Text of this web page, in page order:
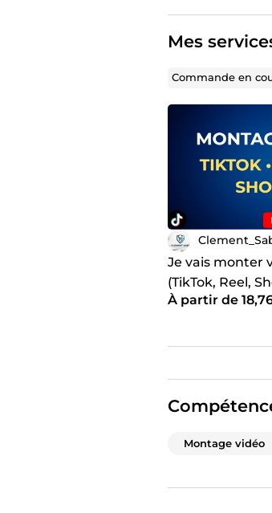
Mes
Commande en
Je vais monter
(TikTok, Reel,
dynamique
À partir de
Montage vidéo